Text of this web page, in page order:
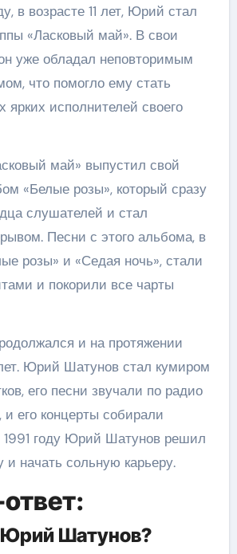
в возрасте 11 лет, Юрий стал
«Ласковый май». В свои
уже обладал неповторимым
что помогло ему стать
исполнителей своего
май» выпустил свой
«Белые розы», который сразу
слушателей и стал
Песни с этого альбома, в
розы» и «Седая ночь», стали
и покорили все чарты
и на протяжении
Юрий Шатунов стал кумиром
его песни звучали по радио
его концерты собирали
году Юрий Шатунов решил
и начать сольную карьеру.
Юрий Шатунов?